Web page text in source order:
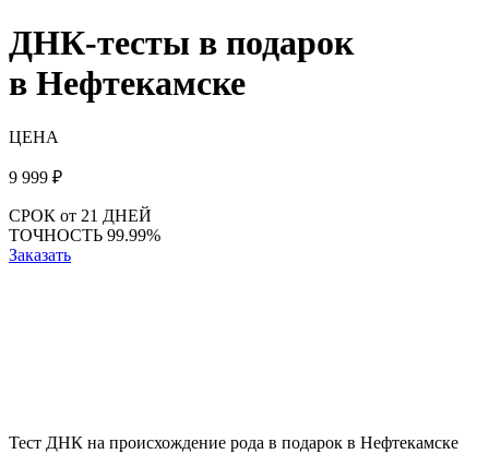
ДНК-тесты в подарок
в Нефтекамске
ЦЕНА
9 999 ₽
СРОК от 21 ДНЕЙ
ТОЧНОСТЬ 99.99%
Заказать
Тест ДНК на происхождение рода в подарок в Нефтекамске